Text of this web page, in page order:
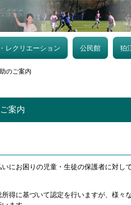
レクリエーション 公民館 狛
のご案内
案内
にお困りの児童・生徒の保護者に対し
得に基づいて認定を行いますが、様々